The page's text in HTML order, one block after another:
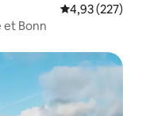
Note
4,93 (227)
Bonn